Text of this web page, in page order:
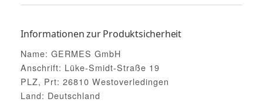
Informationen zur Produktsicherheit
Name: GERMES GmbH
Anschrift: Lüke-Smidt-Straße 19
PLZ, Prt: 26810 Westoverledingen
Land: Deutschland